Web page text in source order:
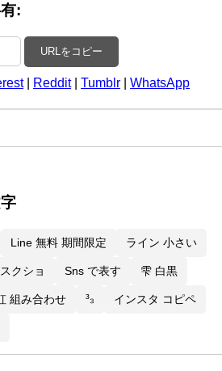
:
URLをコピー
| Reddit| Tumblr WhatsApp
Line 無料 期間限定 ライン 小さい
クショ Sns で表す 雫 白黒
組み合わせ ³₃ インスタ コピペ